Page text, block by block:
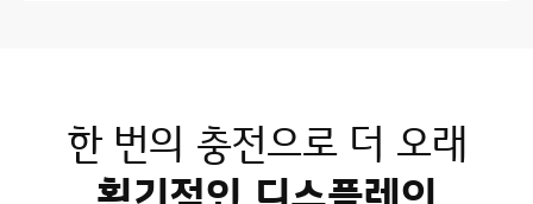
한 번의 충전으로 더 오래